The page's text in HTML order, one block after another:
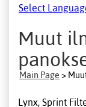
Select
Muut
Main Page >
Lynx, Sprint